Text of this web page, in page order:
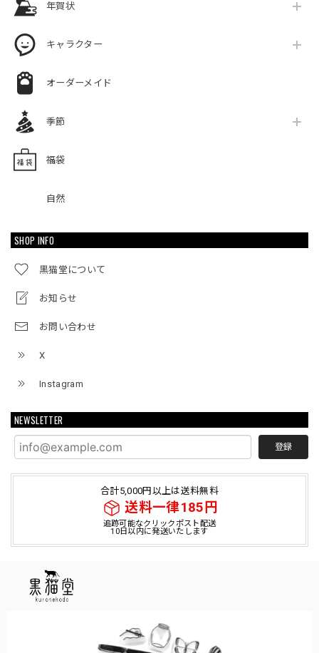
年賀状
キャラクター
オーダーメイド
季節
福袋
自然
SHOP INFO
黒猫堂について
お知らせ
お問い合わせ
X
Instagram
NEWSLETTER
登録
合計5,000円以上は送料無料
送料一律185円
追跡可能なクリックポスト配送
10日以内に発送いたします